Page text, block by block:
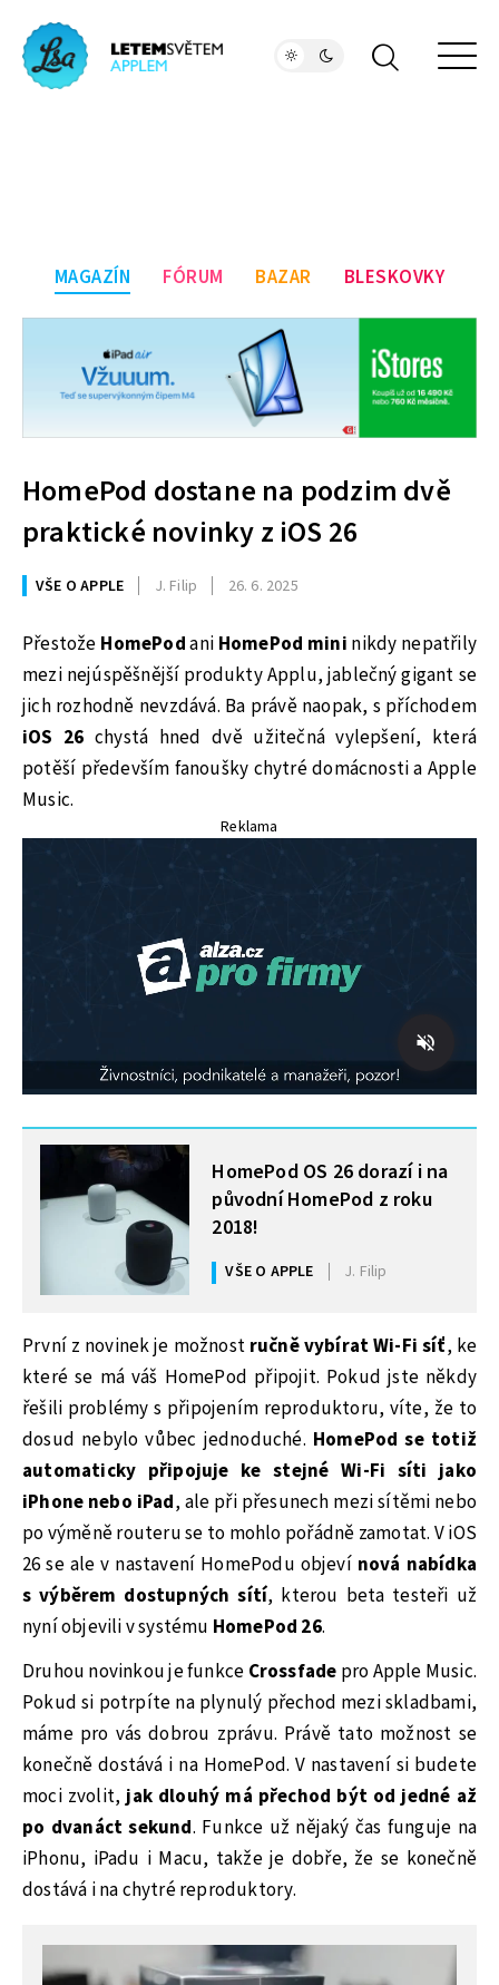
MAGAZÍN FÓRUM BAZAR BLESKOVKY
HomePod dostane na podzim dvě
praktické novinky z iOS 26
VŠE O APPLE J. Filip 26. 6. 2025
Přestože HomePodani HomePod mini nikdy nepatřily
mezi nejúspěšnější produkty Applu, jablečný gigant se
jich rozhodně nevzdává. Ba právě naopak, s příchodem
iOS 26 chystá hned dvě užitečná vylepšení, která
potěší především fanoušky chytré domácnosti a Apple
Music.
Reklama
MOHLO BY VÁS ZAJÍMAT
HomePod OS 26 dorazí i na
původní HomePod z roku
2018!
VŠE O APPLE J. Filip
První z novinek je možnost ručně vybírat Wi-Fi síť, ke
které se má váš HomePod připojit. Pokud jste někdy
řešili problémy s připojením reproduktoru, víte, že to
dosud nebylo vůbec jednoduché. HomePod se totiž
automaticky připojuje ke stejné Wi-Fi síti jako
iPhone nebo iPad, ale při přesunech mezi sítěmi nebo
po výměně routeru se to mohlo pořádně zamotat. V iOS
26 se ale v nastavení HomePodu objeví nová nabídka
s výběrem dostupných sítí, kterou beta testeři už
nyní objevili v systému HomePod 26.
Druhou novinkou je funkce Crossfade pro Apple Music.
Pokud si potrpíte na plynulý přechod mezi skladbami,
máme pro vás dobrou zprávu. Právě tato možnost se
konečně dostává i na HomePod. V nastavení si budete
moci zvolit,jak dlouhý má přechod být od jedné až
po dvanáct sekund. Funkce už nějaký čas funguje na
iPhonu, iPadu i Macu, takže je dobře, že se konečně
dostává i na chytré reproduktory.